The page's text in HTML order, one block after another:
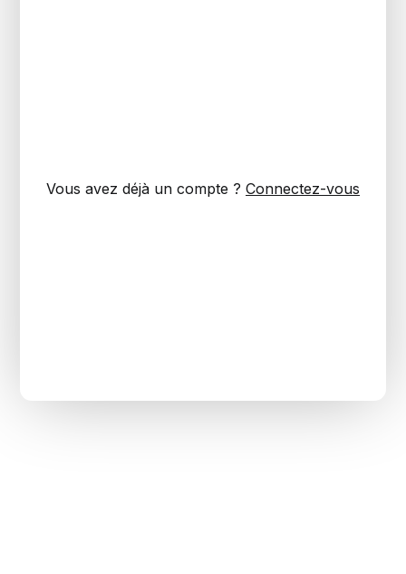
Vous avez déjà un compte ? Connectez-vous